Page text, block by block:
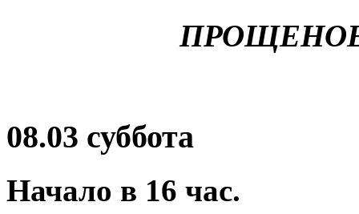
08.03 суббота
Начало в 16 час.